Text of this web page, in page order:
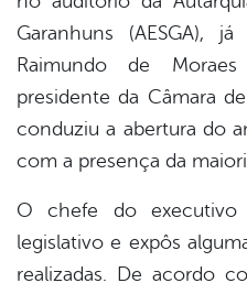
Garanhuns (AESGA),
Raimundo de
presidente da Câmara
conduziu a abertura do
com a presença da
O chefe do
legislativo e expôs
realizadas. De acordo